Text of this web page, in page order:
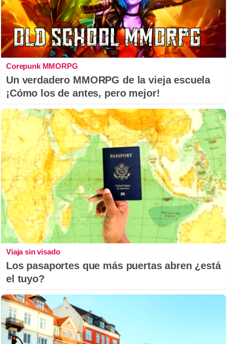
Corepunk MMORPG
Un verdadero MMORPG de la vieja escuela
¡Cómo los de antes, pero mejor!
Viaja sin visado
Los pasaportes que más puertas abren ¿está
el tuyo?